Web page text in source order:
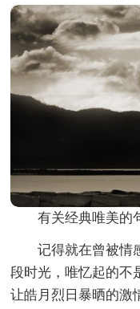
有关经典唯美的
记得就在曾被情
段时光，唯忆起的不
让皓月烈日暴晒的激